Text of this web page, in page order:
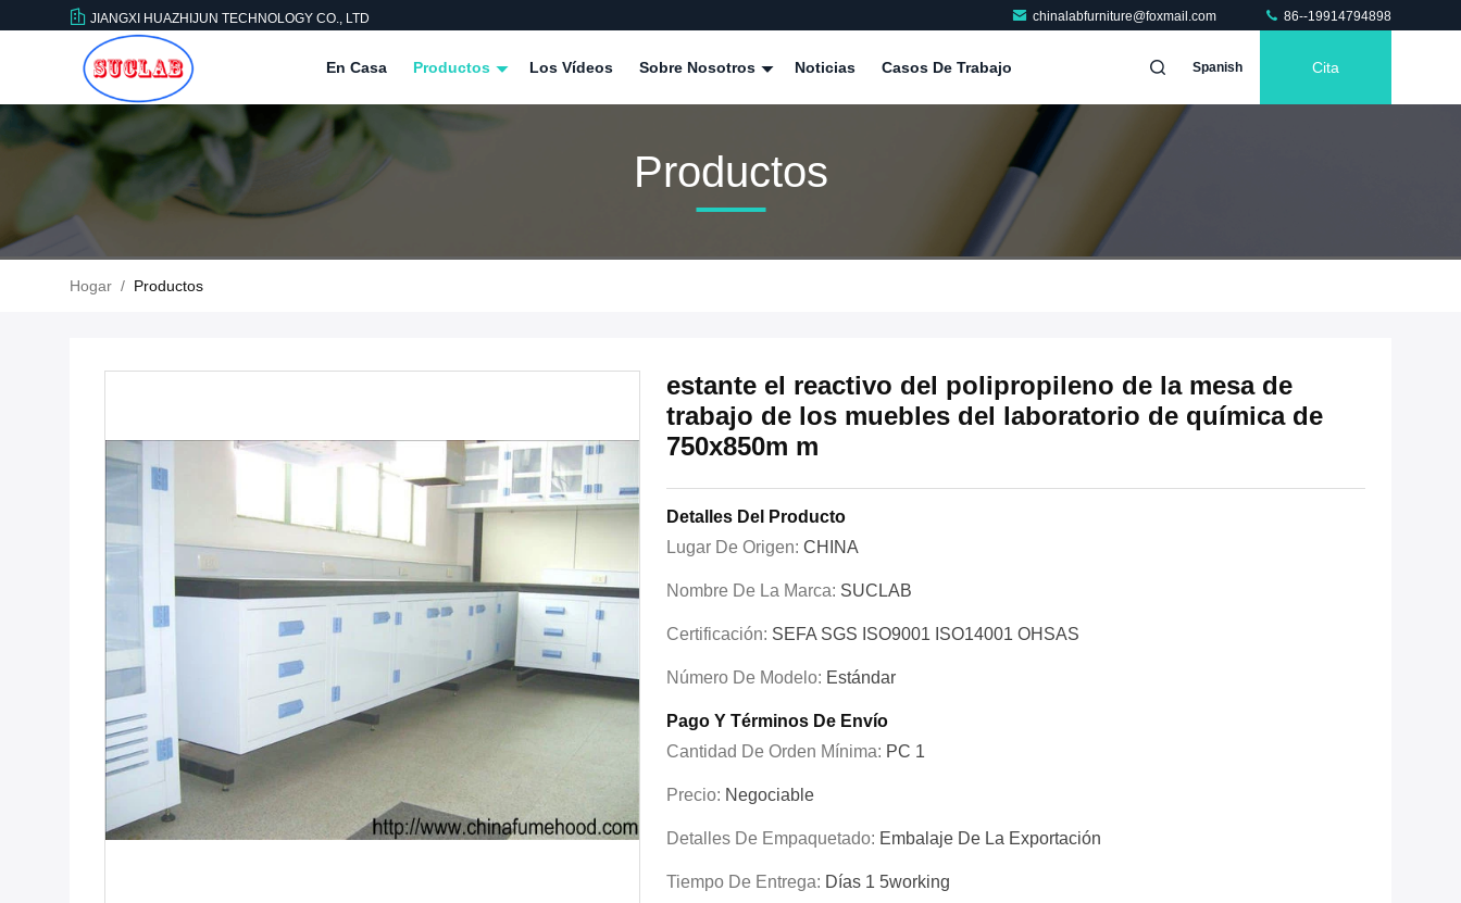
JIANGXI HUAZHIJUN TECHNOLOGY CO., LTD chinalabfurniture@foxmail.com 86--19914794898
En Casa Productos Los Vídeos Sobre Nosotros Noticias Casos De Trabajo Spanish Cita
Productos
Hogar / Productos
estante el reactivo del polipropileno de la mesa de
trabajo de los muebles del laboratorio de química de
750x850m m
Detalles Del Producto
Lugar De Origen: CHINA
Nombre De La Marca: SUCLAB
Certificación: SEFA SGS ISO9001 ISO14001 OHSAS
Número De Modelo: Estándar
Pago Y Términos De Envío
Cantidad De Orden Mínima: PC 1
Precio: Negociable
Detalles De Empaquetado: Embalaje De La Exportación
Tiempo De Entrega: Días 1 5working